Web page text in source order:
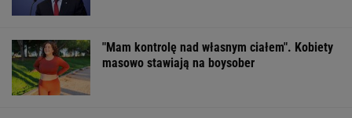
"Mam kontrolę nad własnym ciałem". Kobiety
masowo stawiają na boysober